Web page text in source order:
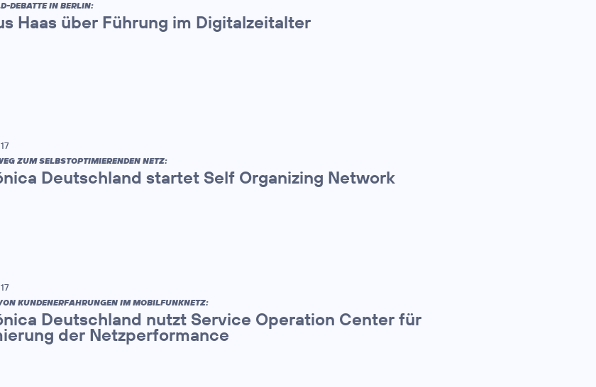
DEBATTE IN BERLIN:
Haas über Führung im Digitalzeitalter
ZUM SELBSTOPTIMIERENDEN NETZ:
Deutschland startet Self Organizing Network
KUNDENERFAHRUNGEN IM MOBILFUNKNETZ:
Deutschland nutzt Service Operation Center für
der Netzperformance